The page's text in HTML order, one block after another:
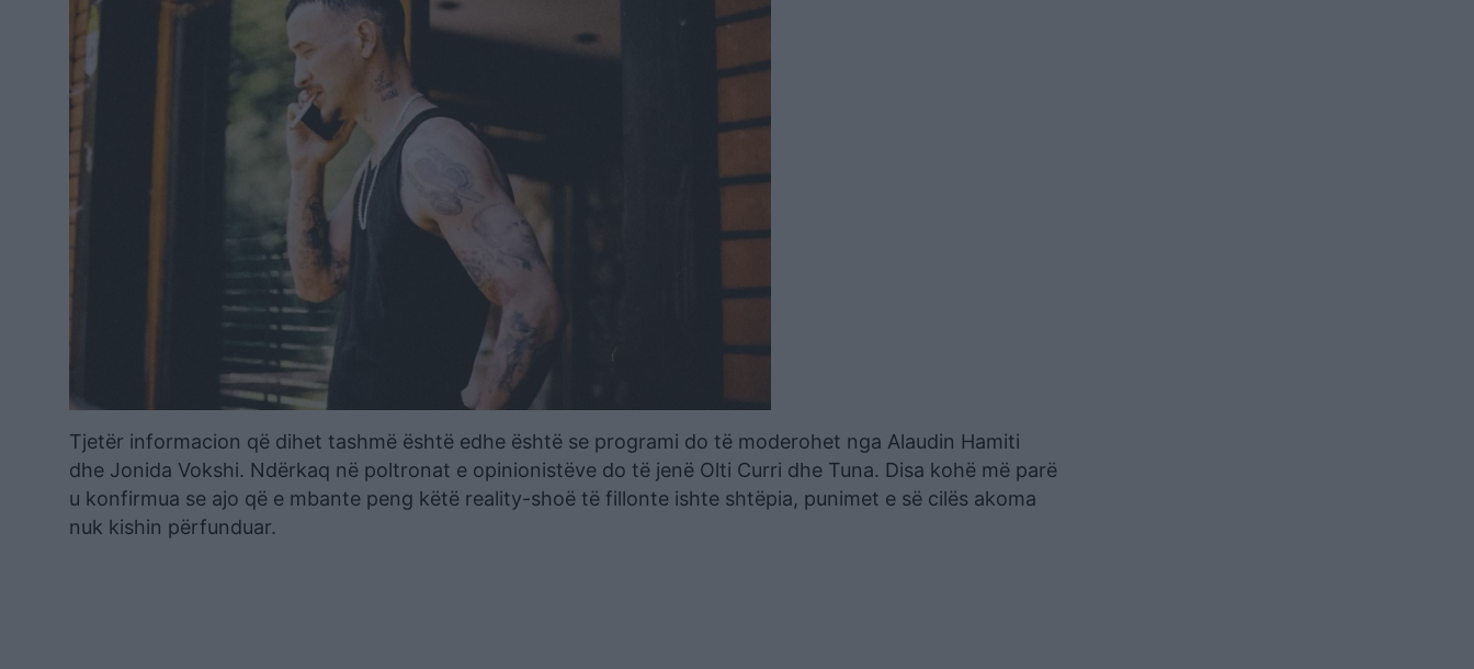
Tjetër informacion që dihet tashmë është edhe është se programi do të moderohet nga Alaudin Hamiti
dhe Jonida Vokshi. Ndërkaq në poltronat e opinionistëve do të jenë Olti Curri dhe Tuna. Disa kohë më parë
u konfirmua se ajo që e mbante peng këtë reality-shoë të fillonte ishte shtëpia, punimet e së cilës akoma
nuk kishin përfunduar.